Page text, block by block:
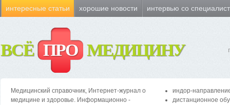
интересные статьи хорошие новости интервью со
ВСЁ ПРО МЕДИЦИНУ
Медицинский справочник, Интернет-журнал о
медицине и здоровье. Информационно -
индор-
дистанционное